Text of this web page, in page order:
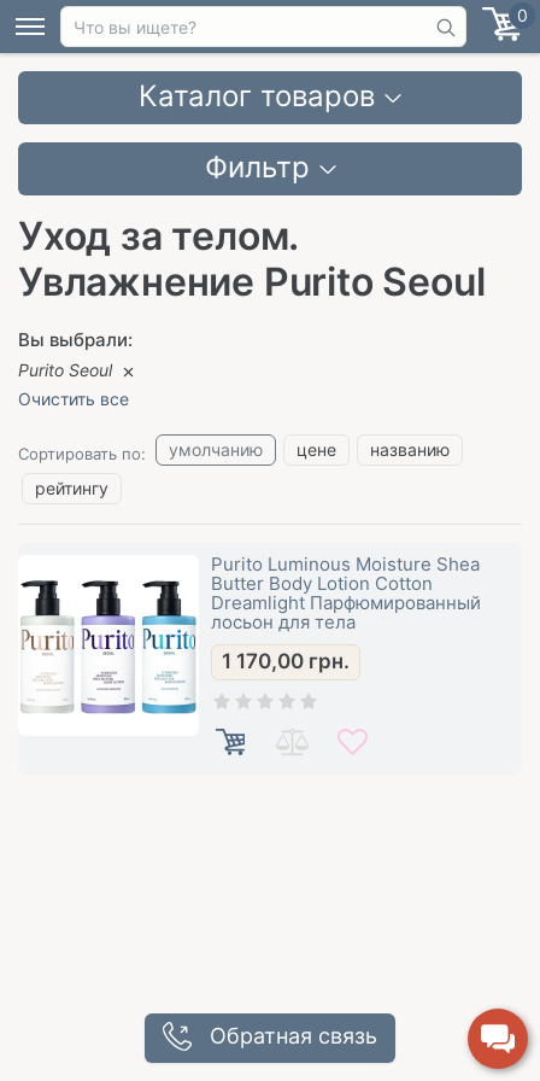
0
Каталог товаров
Фильтр
Уход за телом.
Увлажнение Purito Seoul
Вы выбрали:
Purito Seoul
Очистить все
Сортировать по: умолчанию цене
названию
рейтингу
Purito Luminous Moisture Shea
Butter Body Lotion Cotton
Dreamlight Парфюмированный
лосьон для тела
1 170,00 грн.
Обратная связь